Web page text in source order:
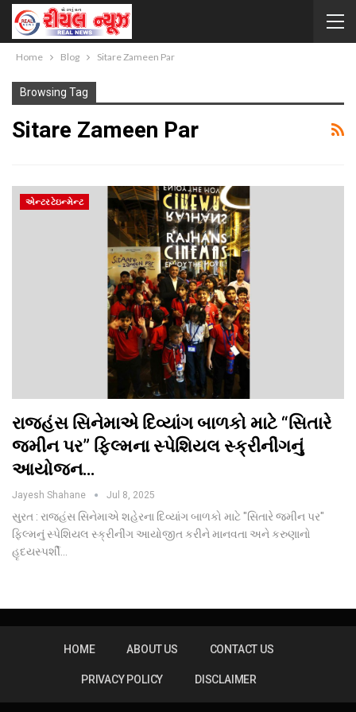
Home Blog Sitare Zameen Par
Browsing Tag
Sitare Zameen Par
એન્ટરટેઇન્મેન્ટ
રાજહંસ સિનેમાએ દિવ્યાંગ બાળકો માટે “સિતારે
જમીન પર” ફિલ્મના સ્પેશિયલ સ્ક્રીનીંગનું
આયોજન…
Jayesh Shahane Jul 8, 2025
સુરત : રાજહંસ સિનેમાએ શહેરના દિવ્યાંગ બાળકો માટે "સિતારે જમીન પર"
ફિલ્મનું સ્પેશિયલ સ્ક્રીનીંગ આયોજીત કરીને માનવતા અને કરુણાનો
હૃદયસ્પર્શી…
HOME ABOUT US CONTACT US
PRIVACY POLICY DISCLAIMER